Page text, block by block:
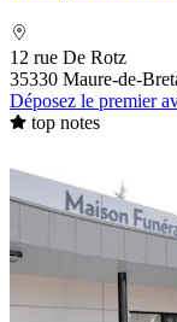
12 rue De Rotz
35330 Maure-de-
Déposez le premier
top notes